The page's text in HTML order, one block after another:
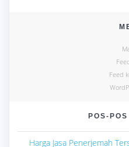
Feed
POS-
Harga Jasa Penerjemah